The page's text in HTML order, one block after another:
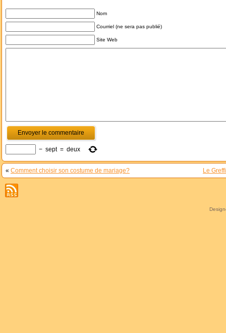
Nom
Courriel (ne sera pas publié)
Site Web
− sept = deux
« Comment choisir son costume de mariage? Le